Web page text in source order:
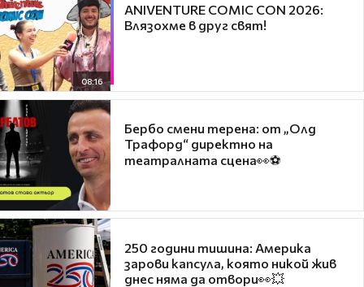
08:16
ANIVENTURE COMIC CON 2026:
Влязохме в друг свят!
Бербо смени терена: от „Олд
Трафорд“ директно на
театралната сцена👀⚽
250 години тишина: Америка
зарови капсула, която никой жив
днес няма да отвори👀💥